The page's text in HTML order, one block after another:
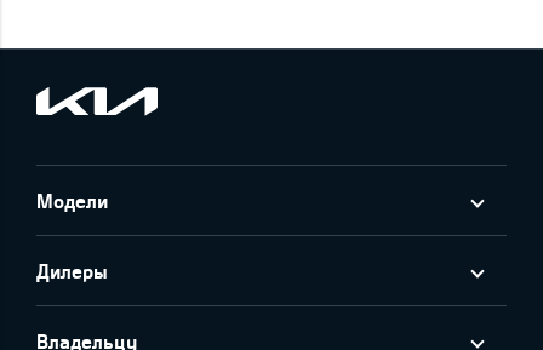
Модели
Дилеры
Владельцу